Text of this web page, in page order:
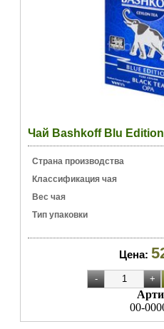
Чай Bashkoff Blu
Страна производства
Классификация чая
Вес чая
Тип упаковки
Цена:
00-